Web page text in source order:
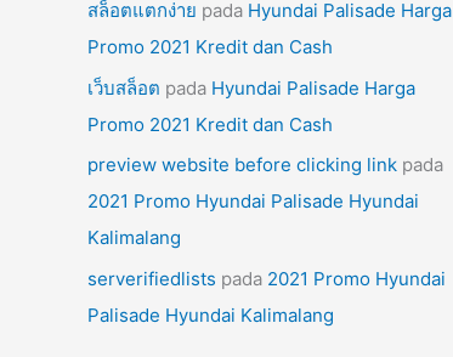
สล็อตแตกง่าย pada Hyundai Palisade Harga
Promo 2021 Kredit dan Cash
เว็บสล็อต pada Hyundai Palisade Harga
Promo 2021 Kredit dan Cash
preview website before clicking link pada
2021 Promo Hyundai Palisade Hyundai
Kalimalang
serverifiedlists pada 2021 Promo Hyundai
Palisade Hyundai Kalimalang